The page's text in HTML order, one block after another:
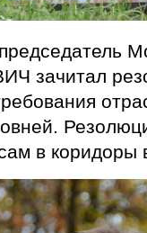
зачитал
в коридоры